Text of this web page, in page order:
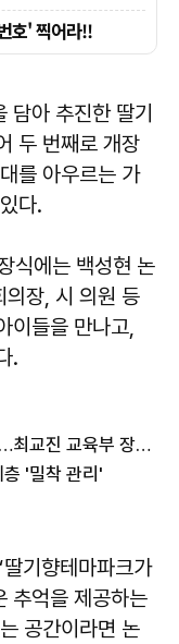
아 추진한 딸기
두 번째로 개장
를 아우르는 가
다.
식에는 백성현 논
의장, 시 의원 등
이들을 만나고,
.
논산시 '단비돌봄터' 전국 돌봄 모델로…최교진 교육부 장관 현장 방문
'밀착 관리'
기향테마파크가
추억을 제공하는
공간이라면 논